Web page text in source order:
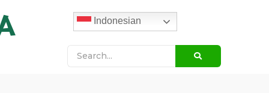
Indonesian